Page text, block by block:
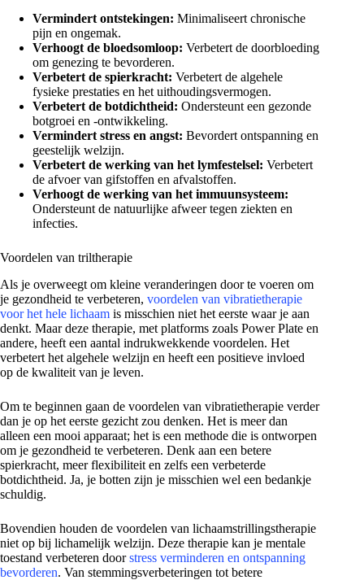
Vermindert ontstekingen: Minimaliseert chronische
pijn en ongemak.
Verhoogt de bloedsomloop: Verbetert de doorbloeding
om genezing te bevorderen.
Verbetert de spierkracht: Verbetert de algehele
fysieke prestaties en het uithoudingsvermogen.
Verbetert de botdichtheid: Ondersteunt een gezonde
botgroei en -ontwikkeling.
Vermindert stress en angst: Bevordert ontspanning en
geestelijk welzijn.
Verbetert de werking van het lymfestelsel: Verbetert
de afvoer van gifstoffen en afvalstoffen.
Verhoogt de werking van het immuunsysteem:
Ondersteunt de natuurlijke afweer tegen ziekten en
infecties.
Voordelen van triltherapie
Als je overweegt om kleine veranderingen door te voeren om
je gezondheid te verbeteren, voordelen van vibratietherapie
voor het hele lichaam is misschien niet het eerste waar je aan
denkt. Maar deze therapie, met platforms zoals Power Plate en
andere, heeft een aantal indrukwekkende voordelen. Het
verbetert het algehele welzijn en heeft een positieve invloed
op de kwaliteit van je leven.
Om te beginnen gaan de voordelen van vibratietherapie verder
dan je op het eerste gezicht zou denken. Het is meer dan
alleen een mooi apparaat; het is een methode die is ontworpen
om je gezondheid te verbeteren. Denk aan een betere
spierkracht, meer flexibiliteit en zelfs een verbeterde
botdichtheid. Ja, je botten zijn je misschien wel een bedankje
schuldig.
Bovendien houden de voordelen van lichaamstrillingstherapie
niet op bij lichamelijk welzijn. Deze therapie kan je mentale
toestand verbeteren doorstress verminderen en ontspanning
bevorderen. Van stemmingsverbeteringen tot betere